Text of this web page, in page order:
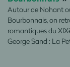
Autour de Nohant
Bourbonnais, on
romantiques du
George Sand : La